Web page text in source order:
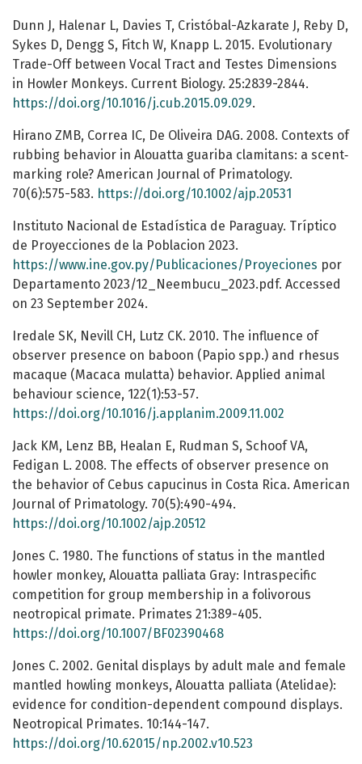
Dunn J, Halenar L, Davies T, Cristóbal-Azkarate J, Reby D,
Sykes D, Dengg S, Fitch W, Knapp L. 2015. Evolutionary
Trade-Off between Vocal Tract and Testes Dimensions
in Howler Monkeys. Current Biology. 25:2839-2844.
https://doi.org/10.1016/j.cub.2015.09.029.
Hirano ZMB, Correa IC, De Oliveira DAG. 2008. Contexts of
rubbing behavior in Alouatta guariba clamitans: a scent‐
marking role? American Journal of Primatology.
70(6):575-583. https://doi.org/10.1002/ajp.20531
Instituto Nacional de Estadística de Paraguay. Tríptico
de Proyecciones de la Poblacion 2023.
https://www.ine.gov.py/Publicaciones/Proyeciones por
Departamento 2023/12_Neembucu_2023.pdf. Accessed
on 23 September 2024.
Iredale SK, Nevill CH, Lutz CK. 2010. The influence of
observer presence on baboon (Papio spp.) and rhesus
macaque (Macaca mulatta) behavior. Applied animal
behaviour science, 122(1):53-57.
https://doi.org/10.1016/j.applanim.2009.11.002
Jack KM, Lenz BB, Healan E, Rudman S, Schoof VA,
Fedigan L. 2008. The effects of observer presence on
the behavior of Cebus capucinus in Costa Rica. American
Journal of Primatology. 70(5):490-494.
https://doi.org/10.1002/ajp.20512
Jones C. 1980. The functions of status in the mantled
howler monkey, Alouatta palliata Gray: Intraspecific
competition for group membership in a folivorous
neotropical primate. Primates 21:389-405.
https://doi.org/10.1007/BF02390468
Jones C. 2002. Genital displays by adult male and female
mantled howling monkeys, Alouatta palliata (Atelidae):
evidence for condition-dependent compound displays.
Neotropical Primates. 10:144-147.
https://doi.org/10.62015/np.2002.v10.523